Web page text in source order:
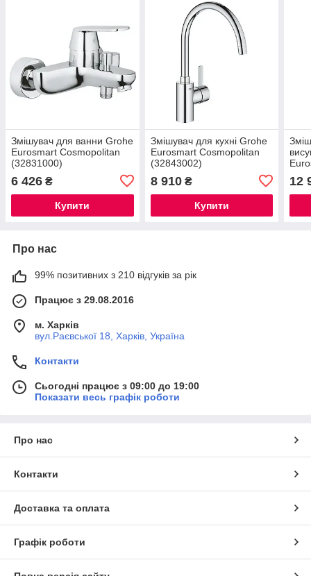
Змішувач для ванни Grohe
Eurosmart Cosmopolitan
(32831000)
6 426 ₴
Купити
Змішувач для кухні Grohe
Eurosmart Cosmopolitan
(32843002)
8 910₴
Купити
12
Про нас
99% позитивних з 210 відгуків за рік
Працює з 29.08.2016
м. Харків
вул.Раєвської 18, Харків, Україна
Контакти
Сьогодні працює з 09:00 до 19:00
Показати весь графік роботи
Про нас
Контакти
Доставка та оплата
Графік роботи